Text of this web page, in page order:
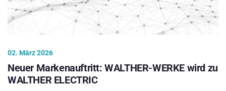
02. März 2026
Neuer Markenauftritt: WALTHER-WERKE wird zu
WALTHER ELECTRIC